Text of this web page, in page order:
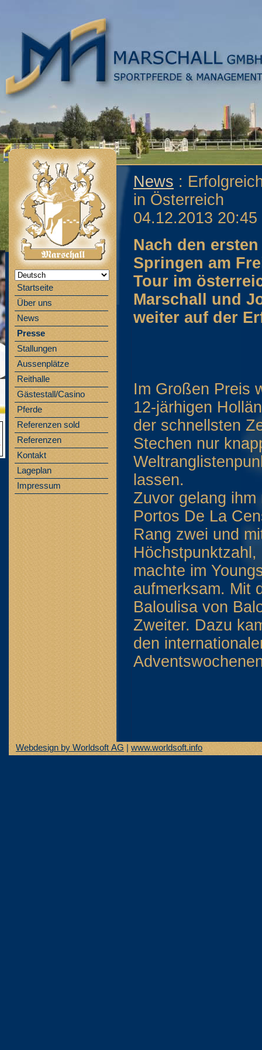
Startseite
Über uns
News
Presse
Stallungen
Aussenplätze
Reithalle
Gästestall/Casino
Pferde
Referenzen sold
Referenzen
Kontakt
Lageplan
Impressum
News :
in Österreich
04.12.2013 20:45
Nach den
Springen am
Tour im
Marschall und
weiter auf der
Im Großen Preis
12-järhigen
der schnellsten
Stechen nur
lassen.
Zuvor gelang
Portos De La
Rang zwei und
machte im
aufmerksam. Mit
Baloulisa von
Zweiter. Dazu
den
Webdesign by Worldsoft AG www.worldsoft.info